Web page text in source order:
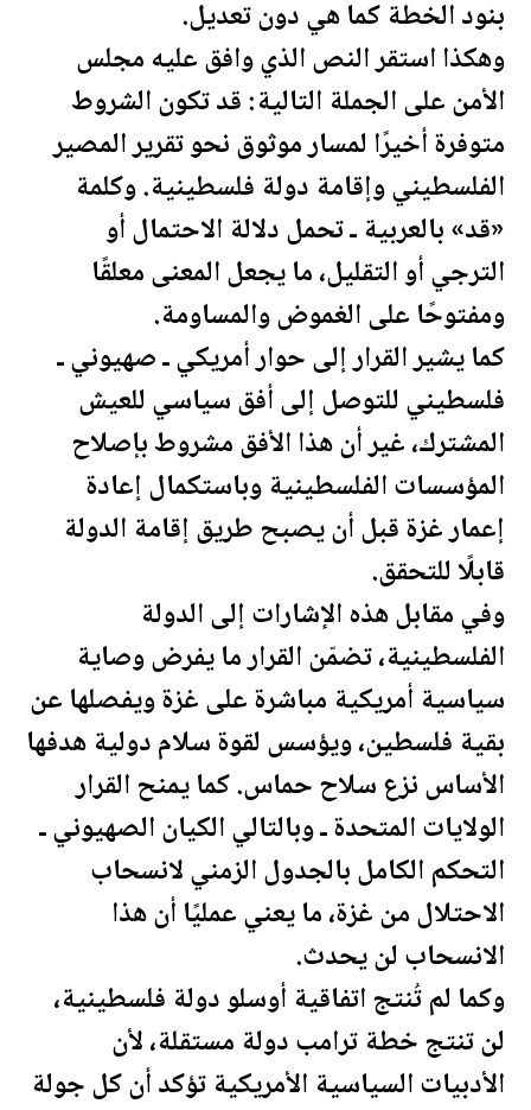
بنود الخطة كما هي دون تعديل.
وهكذا استقر النص الذي وافق عليه مجلس
الأمن على الجملة التالية: قد تكون الشروط
متوفرة أخيرًا لمسار موثوق نحو تقرير المصير
الفلسطيني وإقامة دولةفلسطينية. وكلمة
«قد» بالعربية ـ تحمل دلالة الاحتمال أو
الترجي أو التقليل، ما يجعل المعنى معلقًا
ومفتوحًا على الغموض والمساومة.
كما يشير القرار إلى حوار أمريكي ـ صهيوني ـ
فلسطيني للتوصل إلى أفق سياسي للعيش
المشترك، غير أن هذا الأفق مشروط بإصلاح
المؤسسات الفلسطينية وباستكمال إعادة
إعمار غزة قبل أن يصبح طريق إقامة الدولة
قابلًا للتحقق.
وفي مقابل هذه الإشارات إلى الدولة
الفلسطينية، تضمّن القرار ما يفرض وصاية
سياسية أمريكية مباشرة على غزة ويفصلها عن
بقيةفلسطين، ويؤسس لقوة سلام دولية هدفها
الأساس نزع سلاح حماس. كما يمنح القرار
الولايات المتحدةـ وبالتالي الكيان الصهيوني ـ
التحكم الكامل بالجدول الزمني لانسحاب
الاحتلال من غزة، ما يعني عمليًا أن هذا
الانسحابلن يحدث.
وكما لم تُنتج اتفاقية أوسلو دولةفلسطينية،
لن تنتج خطةترامبدولة مستقلة، لأن
الأدبيات السياسية الأمريكية تؤكد أن كل جولة